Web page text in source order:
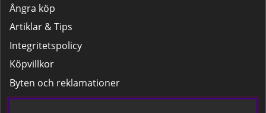
Ångra köp
Artiklar & Tips
Integritetspolicy
Köpvillkor
Byten och reklamationer
Leverans